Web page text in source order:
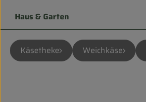
Haus & Garten
Käsetheke Weichkäse